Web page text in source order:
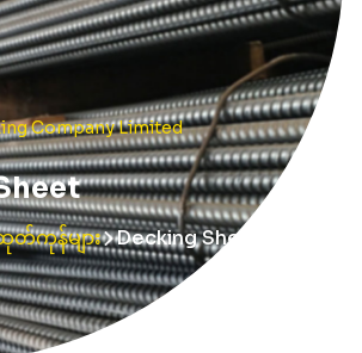
Company Limited
တ်ကုန်များ Decking Sheet